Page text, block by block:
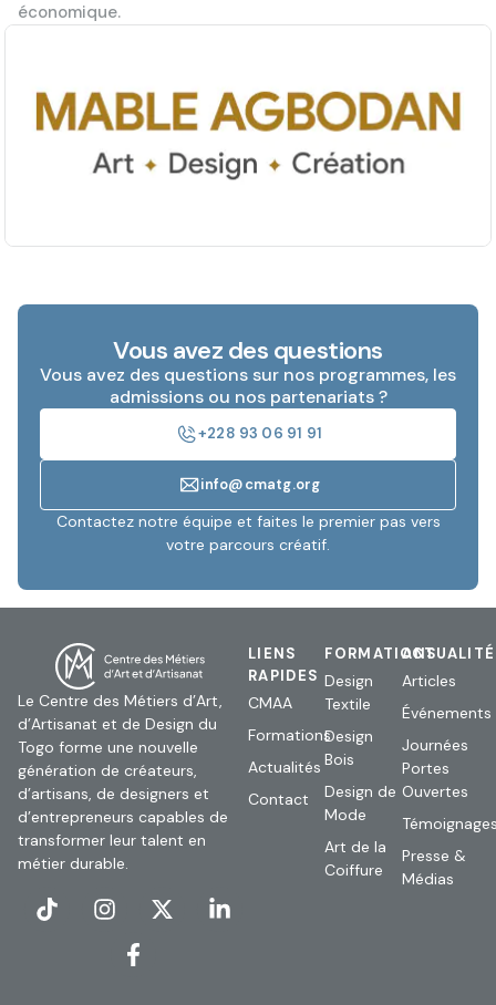
économique.
Vous avez des questions
Vous avez des questions sur nos programmes, les
admissions ou nos partenariats ?
+228 93 06 91 91
info@cmatg.org
Contactez notre équipe et faites le premier pas vers
votre parcours créatif.
Le Centre des Métiers d’Art,
d’Artisanat et de Design du
Togo forme une nouvelle
génération de créateurs,
d’artisans, de designers et
d’entrepreneurs capables de
transformer leur talent en
métier durable.
LIENS
RAPIDES
CMAA
Formations
Actualités
Contact
FORMATIONS
Design
Textile
Design
Bois
Design de
Mode
Art de la
Coiffure
Articles
Événements
Journées
Portes
Ouvertes
Presse &
Médias